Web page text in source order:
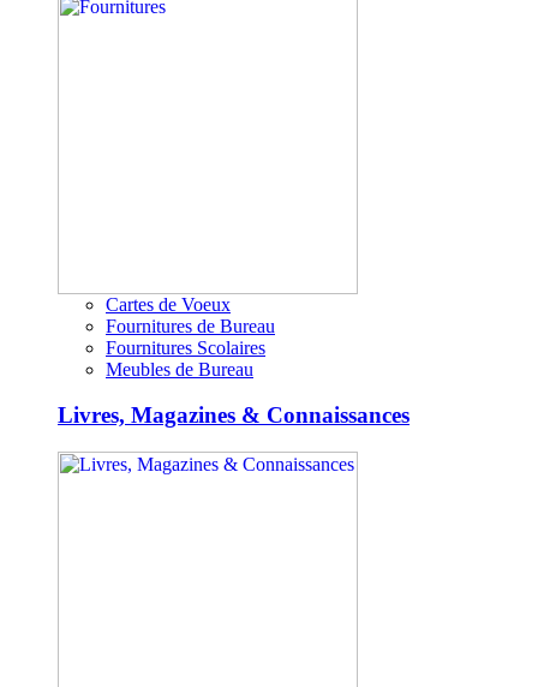
Cartes de Voeux
Fournitures de Bureau
Fournitures Scolaires
Meubles de Bureau
Livres, Magazines & Connaissances